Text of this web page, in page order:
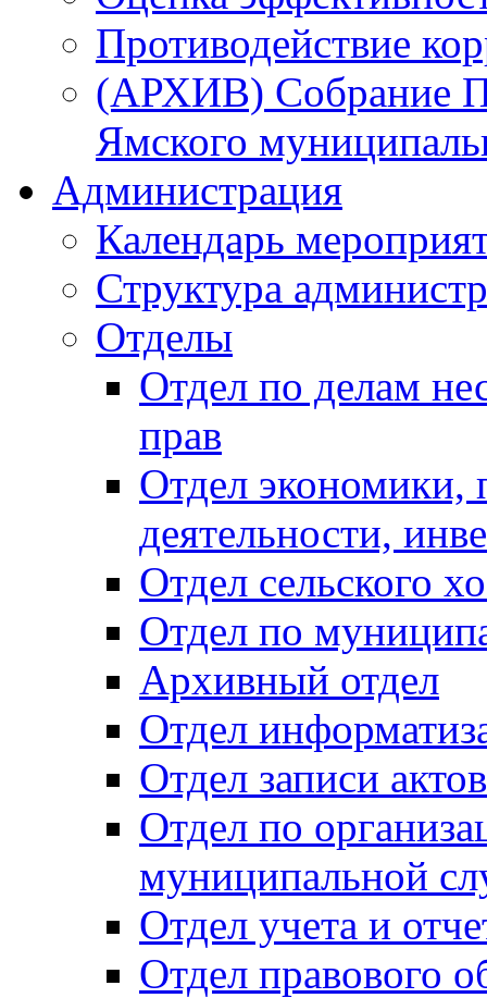
Противодействие
(АРХИВ) Собрание
Ямского
Администрация
Календарь
Структура
Отделы
Отдел по делам
прав
Отдел экономики,
деятельности,
Отдел сельского
Отдел по
Архивный отдел
Отдел
Отдел записи
Отдел по
муниципальной
Отдел учета и
Отдел правового